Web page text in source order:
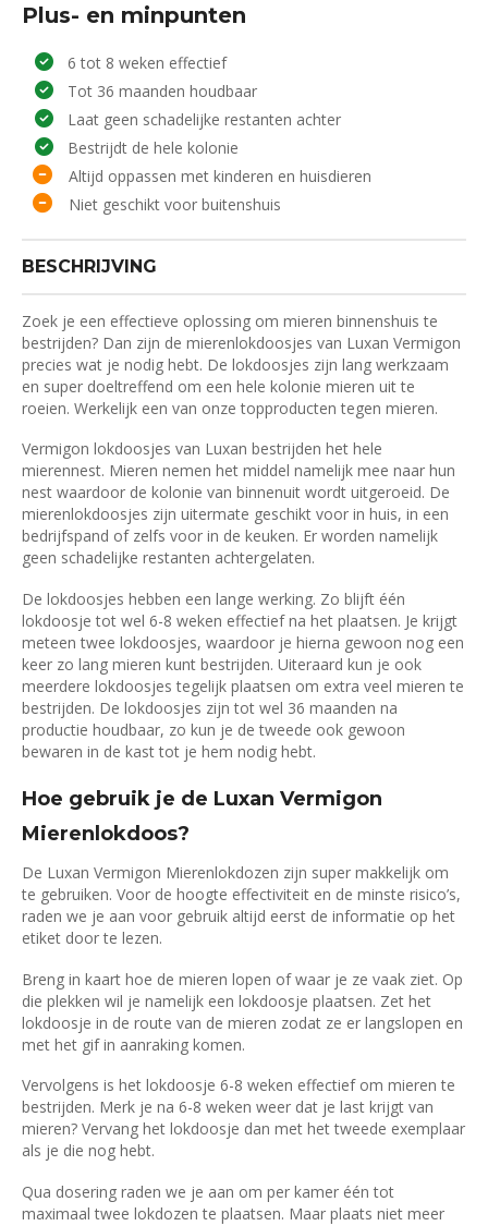
Plus- en minpunten
6 tot 8 weken effectief
Tot 36 maanden houdbaar
Laat geen schadelijke restanten achter
Bestrijdt de hele kolonie
Altijd oppassen met kinderen en huisdieren
Niet geschikt voor buitenshuis
BESCHRIJVING
Zoek je een effectieve oplossing om mieren binnenshuis te
bestrijden? Dan zijn de mierenlokdoosjes van Luxan Vermigon
precies wat je nodig hebt. De lokdoosjes zijn lang werkzaam
en super doeltreffend om een hele kolonie mieren uit te
roeien. Werkelijk een van onze topproducten tegen mieren.
Vermigon lokdoosjes van Luxan bestrijden het hele
mierennest. Mieren nemen het middel namelijk mee naar hun
nest waardoor de kolonie van binnenuit wordt uitgeroeid. De
mierenlokdoosjes zijn uitermate geschikt voor in huis, in een
bedrijfspand of zelfs voor in de keuken. Er worden namelijk
geen schadelijke restanten achtergelaten.
De lokdoosjes hebben een lange werking. Zo blijft één
lokdoosje tot wel 6-8 weken effectief na het plaatsen. Je krijgt
meteen twee lokdoosjes, waardoor je hierna gewoon nog een
keer zo lang mieren kunt bestrijden. Uiteraard kun je ook
meerdere lokdoosjes tegelijk plaatsen om extra veel mieren te
bestrijden. De lokdoosjes zijn tot wel 36 maanden na
productie houdbaar, zo kun je de tweede ook gewoon
bewaren in de kast tot je hem nodig hebt.
Hoe gebruik je de Luxan Vermigon
Mierenlokdoos?
De Luxan Vermigon Mierenlokdozen zijn super makkelijk om
te gebruiken. Voor de hoogte effectiviteit en de minste risico’s,
raden we je aan voor gebruik altijd eerst de informatie op het
etiket door te lezen.
Breng in kaart hoe de mieren lopen of waar je ze vaak ziet. Op
die plekken wil je namelijk een lokdoosje plaatsen. Zet het
lokdoosje in de route van de mieren zodat ze er langslopen en
met het gif in aanraking komen.
Vervolgens is het lokdoosje 6-8 weken effectief om mieren te
bestrijden. Merk je na 6-8 weken weer dat je last krijgt van
mieren? Vervang het lokdoosje dan met het tweede exemplaar
als je die nog hebt.
Qua dosering raden we je aan om per kamer één tot
maximaal twee lokdozen te plaatsen. Maar plaats niet meer